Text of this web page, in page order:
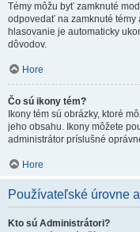
Témy môžu byť zamknuté
odpovedať na zamknuté témy
hlasovanie je automaticky
dôvodov.
Hore
Čo sú ikony tém?
Ikony tém sú obrázky, ktoré
jeho obsahu. Ikony môžete
administrátor príslušné
Hore
Používateľské úrovne
Kto sú Administrátori?